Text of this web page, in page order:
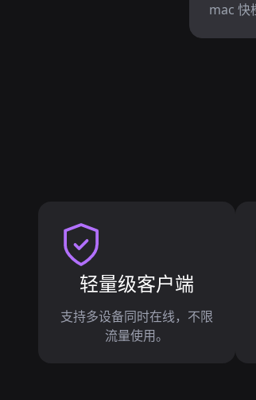
mac 快
轻量级客户端
支持多设备同时在线，不限
流量使用。